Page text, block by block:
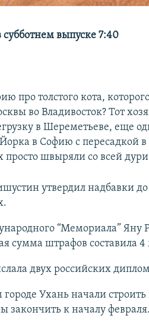
выпуске 7:40
про толстого кота,
во Владивосток? Тот
в Шереметьеве, еще
в Софию с пересадкой
просто швыряли со всей
утвердил надбавки
“Мемориала” Яну
сумма штрафов составила 4
двух российских
городе Ухань начали
закончить к началу февраля.